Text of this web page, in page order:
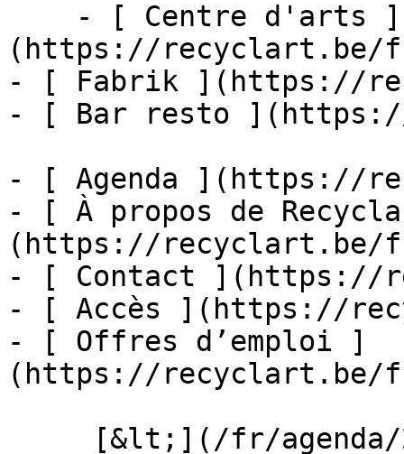
(https://recyclart.be/
- [ Fabrik ](https://
- [ Bar resto
- [ Agenda ](https://
- [ À propos de
(https://recyclart.be/
- [ Contact ](https://
- [ Accès ](https://
- [ Offres d’emploi ]
(https://recyclart.be/